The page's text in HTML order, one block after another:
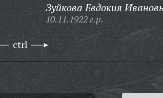
Зуйкова Евдокия
10.11.1922 г.р.
ctrl